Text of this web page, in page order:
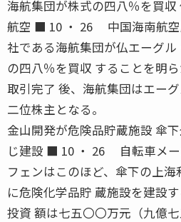
海航集団が株式の四八％を買
航空 ■ 10 ・ 26 中国海南航空
社である海航集団が仏エーグ
の四八％を買収 することを明ら
取引完了 後、海航集団はエー
二位株主となる。
金山開発が危険品貯蔵施設 傘
じ建設 ■ 10 ・ 26 自転車メー
フェンはこのほど、傘下の上
に危険化学品貯 蔵施設を建設す
投資 額は七五〇〇万元（九億